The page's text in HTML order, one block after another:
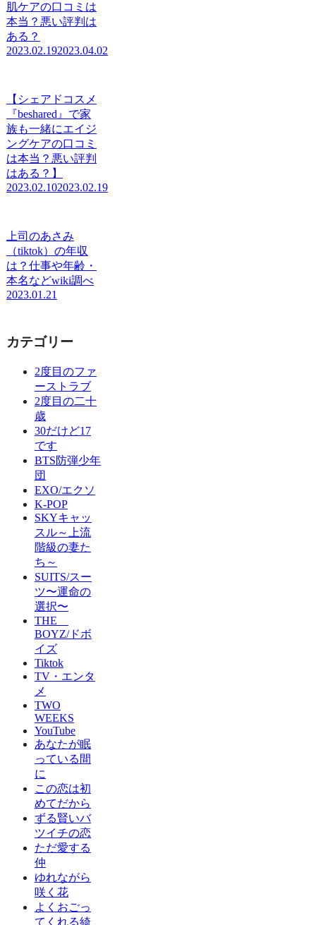
肌ケアの口コミは
本当？悪い評判は
ある？
2023.02.192023.04.02
【シェアドコスメ
『beshared』で家
族も一緒にエイジ
ングケアの口コミ
は本当？悪い評判
はある？】
2023.02.102023.02.19
上司のあさみ
（tiktok）の年収
は？仕事や年齢・
本名などwiki調べ
2023.01.21
カテゴリー
2度目のファ
ーストラブ
2度目の二十
歳
30だけど17
です
BTS防弾少年
団
EXO/エクソ
K-POP
SKYキャッ
スル～上流
階級の妻た
ち～
SUITS/スー
ツ〜運命の
選択〜
THE
BOYZ/ドボ
イズ
Tiktok
TV・エンタ
メ
TWO
WEEKS
YouTube
あなたが眠
っている間
に
この恋は初
めてだから
ずる賢いバ
ツイチの恋
ただ愛する
仲
ゆれながら
咲く花
よくおごっ
てくれる綺